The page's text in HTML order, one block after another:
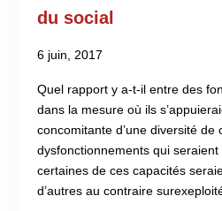
du social
6 juin, 2017
Quel rapport y a-t-il entre des
dans la mesure où ils
concomitante d’une diversité de
dysfonctionnements qui
certaines de ces capacités
d’autres au contraire